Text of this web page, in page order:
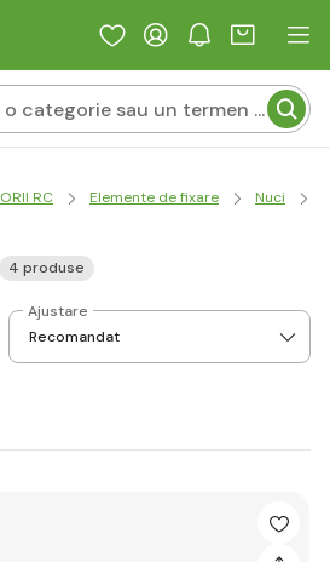
RC Elemente de fixare Nuci
4 produse
Ajustare